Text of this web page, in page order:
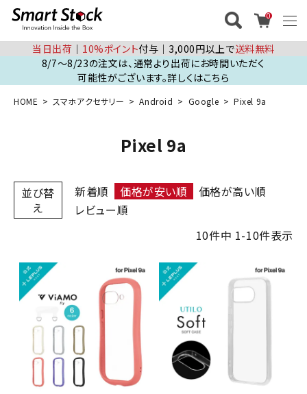
0
当日出荷 │ 10%ポイント付与│3,000円以上で送料無料
8/7～8/23の注文は、通常より出荷にお時間いただく
可能性がございます。詳しくはこちら
HOME スマホアクセサリー Android Google Pixel 9a
Pixel 9a
並び替
え
新着順 価格が安い順
価格が高い順
レビュー順
10件中 1-10件表示